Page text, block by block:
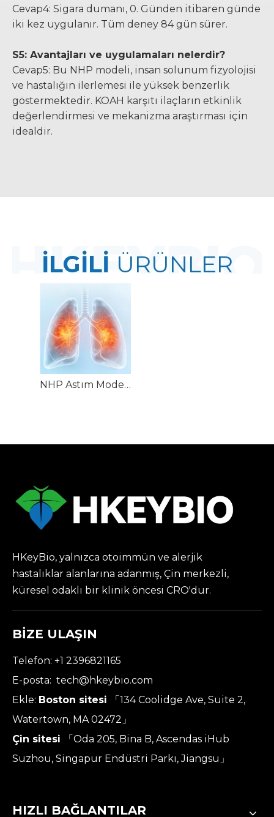
Cevap4: Sigara dumanı, 0. Günden itibaren günde
iki kez uygulanır. Tüm deney 84 gün sürer.
S5: Avantajları ve uygulamaları nelerdir?
Cevap5: Bu NHP modeli, insan solunum fizyolojisi
ve hastalığın ilerlemesi ile yüksek benzerlik
göstermektedir. KOAH karşıtı ilaçların etkinlik
değerlendirmesi ve mekanizma araştırması için
idealdir.
İLGİLİ ÜRÜNLER
NHP Astım Modelleri
HKeyBio, yalnızca otoimmün ve alerjik
hastalıklar alanlarına adanmış, Çin merkezli,
küresel odaklı bir klinik öncesi CRO'dur.
BİZE ULAŞIN
Telefon: +1 2396821165
E-posta: tech@hkeybio.com
Ekle: Boston sitesi
「134 Coolidge Ave, Suite 2,
Watertown, MA 02472」
Çin sitesi
「Oda 205, Bina B, Ascendas iHub
Suzhou, Singapur Endüstri Parkı, Jiangsu」
HIZLI BAĞLANTILAR